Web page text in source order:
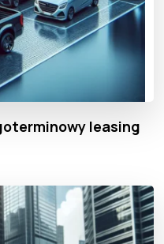
leasing